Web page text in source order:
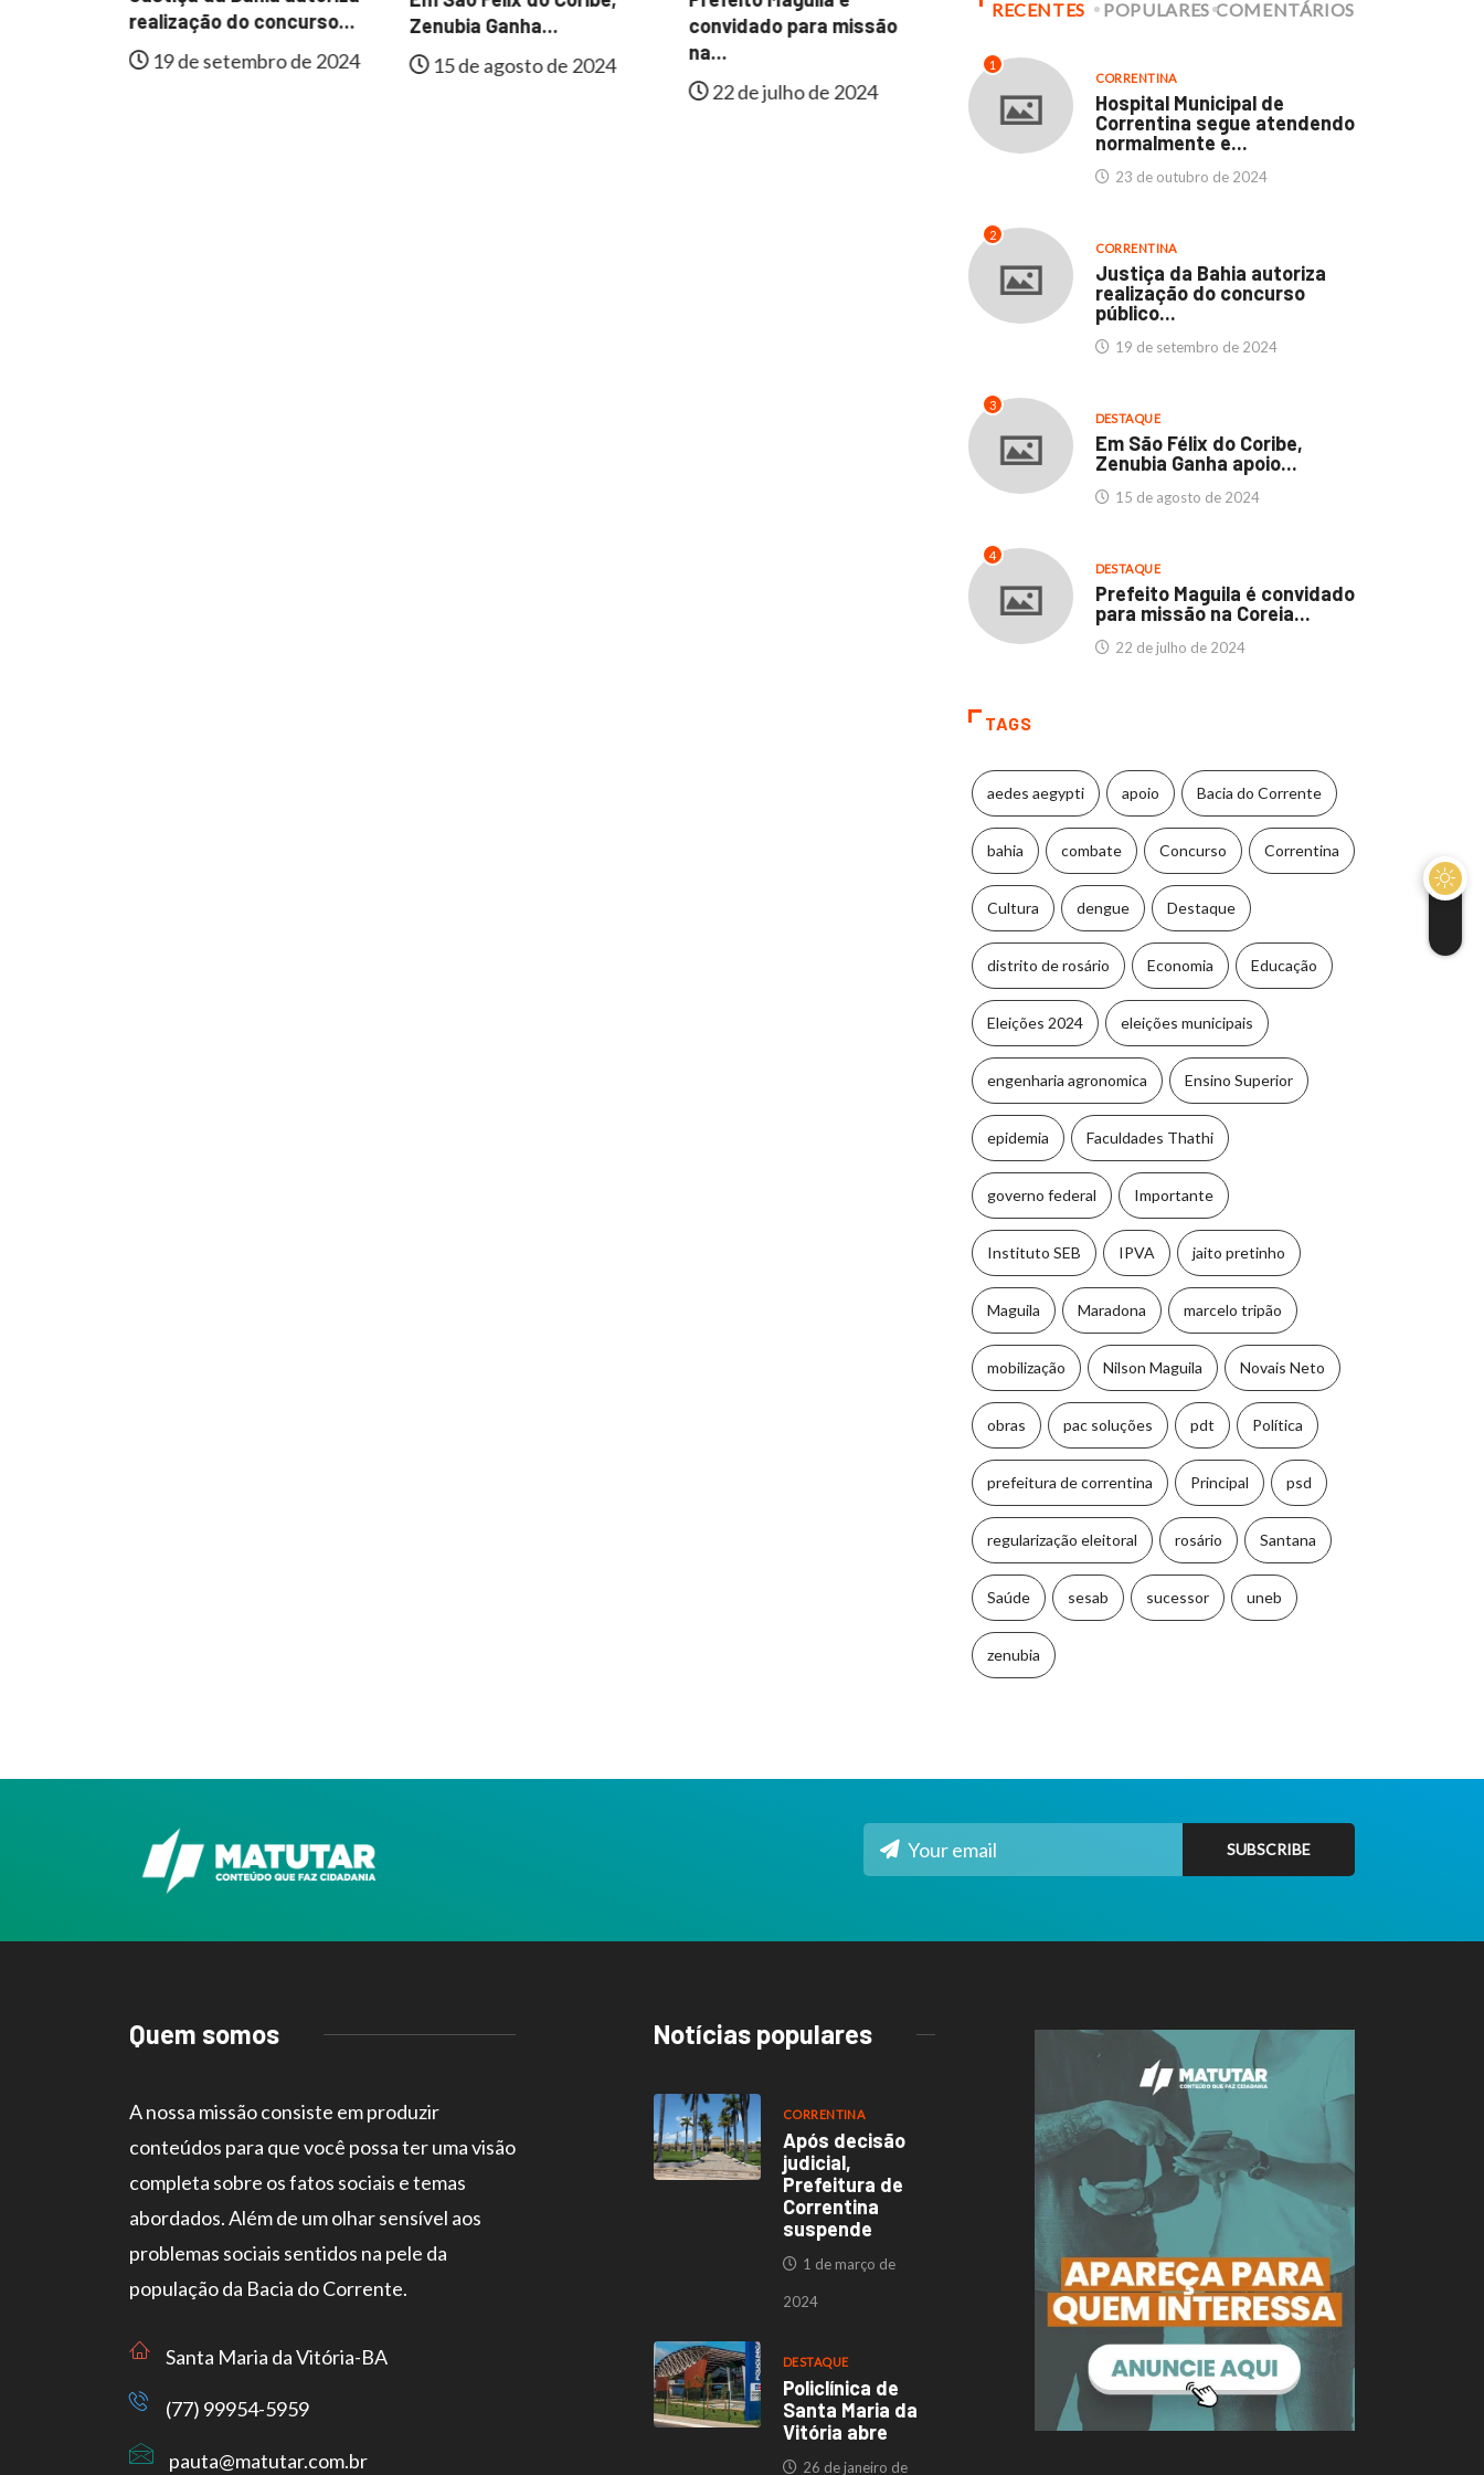
realização do concurso...
19 de setembro de 2024
Zenubia Ganha...
15 de agosto de 2024
convidado para missão
na...
22 de julho de 2024
Faculdades Thathi e
11 de abril de 2024
Hospital Municipal de
23 de outubro de 2024
RECENTES POPULARES COMENTÁRIOS
1
CORRENTINA
Hospital Municipal de
Correntina segue atendendo
normalmente e...
23 de outubro de 2024
2
CORRENTINA
Justiça da Bahia autoriza
realização do concurso
público...
19 de setembro de 2024
3
DESTAQUE
Em São Félix do Coribe,
Zenubia Ganha apoio...
15 de agosto de 2024
4
DESTAQUE
Prefeito Maguila é convidado
para missão na Coreia...
22 de julho de 2024
TAGS
aedes aegypti apoio Bacia do Corrente
bahia combate Concurso Correntina
Cultura dengue Destaque
distrito de rosário Economia Educação
Eleições 2024 eleições municipais
engenharia agronomica Ensino Superior
epidemia Faculdades Thathi
governo federal Importante
Instituto SEB IPVA jaito pretinho
Maguila Maradona marcelo tripão
mobilização Nilson Maguila Novais Neto
obras pac soluções pdt Política
prefeitura de correntina Principal psd
regularização eleitoral rosário Santana
Saúde sesab sucessor uneb
zenubia
Quem somos
A nossa missão consiste em produzir
conteúdos para que você possa ter uma visão
completa sobre os fatos sociais e temas
abordados. Além de um olhar sensível aos
problemas sociais sentidos na pele da
população da Bacia do Corrente.
Santa Maria da Vitória-BA
(77) 99954-5959
pauta@matutar.com.br
Notícias populares
CORRENTINA
Após decisão
judicial,
Prefeitura de
Correntina
suspende
1 de março de
2024
DESTAQUE
Policlínica de
Santa Maria da
Vitória abre
26 de janeiro de